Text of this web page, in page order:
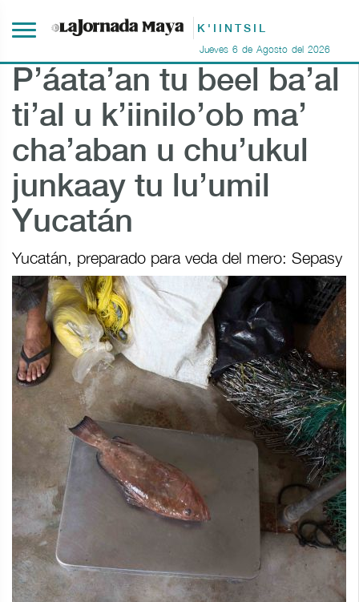
K'IINTSIL
Jueves 6 de Agosto del 2026
P’áata’an tu beel ba’al
ti’al u k’iinilo’ob ma’
cha’aban u chu’ukul
junkaay tu lu’umil
Yucatán
Yucatán, preparado para veda del mero: Sepasy